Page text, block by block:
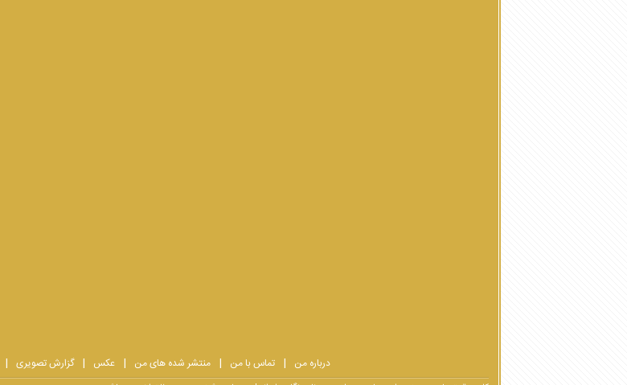
درباره من تماس با من منتشر شده های من عکس گزارش تصویری